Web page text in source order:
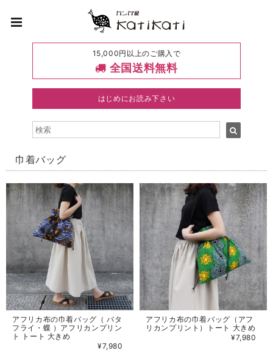
15,000円以上のご購入で
全国送料無料
はじめにお読み下さい
巾着バッグ
アフリカ布の巾着バッグ（ バタ
フライ・蝶 ）アフリカンプリン
ト トート 大きめ
¥7,980
アフリカ布の巾着バッグ（アフ
リカンプリント）トート 大きめ
¥7,980